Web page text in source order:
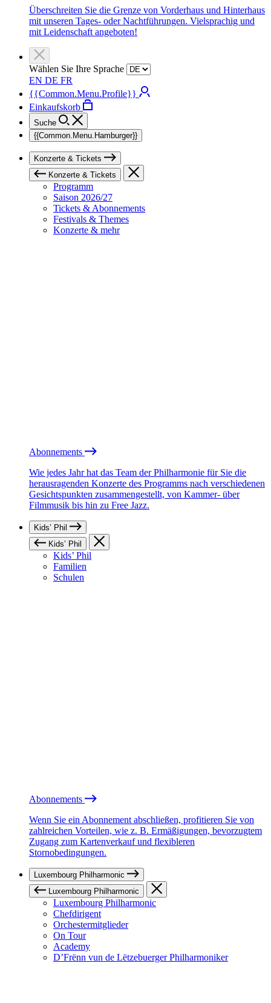
Überschreiten Sie die Grenze von Vorderhaus und Hinterhaus
mit unseren Tages- oder Nachtführungen. Vielsprachig und
mit Leidenschaft angeboten!
Wählen Sie Ihre Sprache
EN DE FR
{{Common.Menu.Profile}}
Einkaufskorb
Suche
{{Common.Menu.Hamburger}}
Konzerte & Tickets
Konzerte & Tickets
Programm
Saison 2026/27
Tickets & Abonnements
Festivals & Themes
Konzerte & mehr
Abonnements
Wie jedes Jahr hat das Team der Philharmonie für Sie die
herausragenden Konzerte des Programms nach verschiedenen
Gesichtspunkten zusammengestellt, von Kammer- über
Filmmusik bis hin zu Free Jazz.
Kids’ Phil
Kids’ Phil
Kids’ Phil
Familien
Schulen
Abonnements
Wenn Sie ein Abonnement abschließen, profitieren Sie von
zahlreichen Vorteilen, wie z. B. Ermäßigungen, bevorzugtem
Zugang zum Kartenverkauf und flexibleren
Stornobedingungen.
Luxembourg Philharmonic
Luxembourg Philharmonic
Luxembourg Philharmonic
Chefdirigent
Orchestermitglieder
On Tour
Academy
D’Frënn vun de Lëtzebuerger Philharmoniker